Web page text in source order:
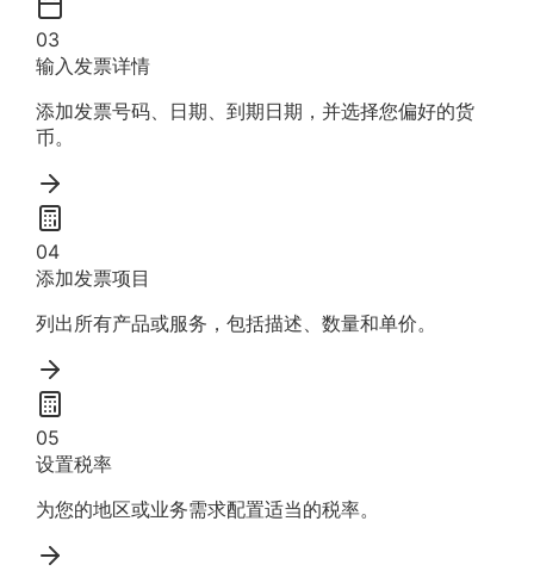
03
输入发票详情
添加发票号码、日期、到期日期，并选择您偏好的货
币。
04
添加发票项目
列出所有产品或服务，包括描述、数量和单价。
05
设置税率
为您的地区或业务需求配置适当的税率。